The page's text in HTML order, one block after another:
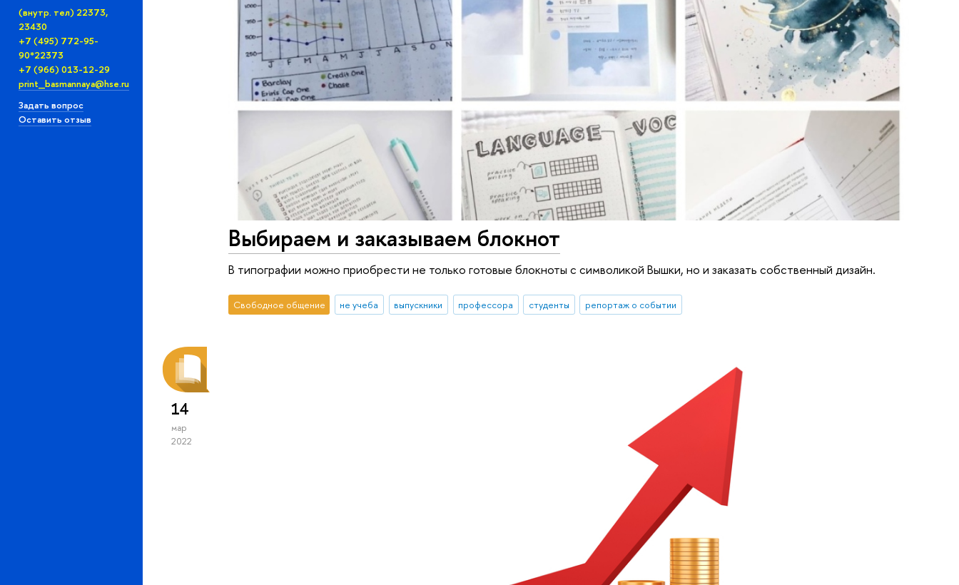
(внутр. тел) 22373,
23430
+7 (495) 772-95-
90*22373
+7 (966) 013-12-29
print_basmannaya@hse.ru
Задать вопрос
Оставить отзыв
Выбираем и заказываем блокнот
В типографии можно приобрести не только готовые блокноты с символикой Вышки, но и заказать собственный дизайн.
Свободное общение не учеба выпускники профессора студенты репортаж о событии
14
мар
2022